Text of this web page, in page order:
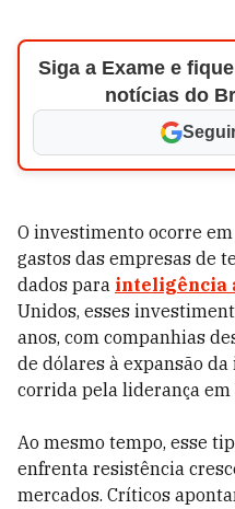
Siga a Exame e
notícias do
O investimento ocorre
gastos das empresas de
dados para inteligência
Unidos, esses
anos, com companhias
de dólares à expansão
corrida pela liderança em
Ao mesmo tempo, esse
enfrenta resistência
mercados. Críticos